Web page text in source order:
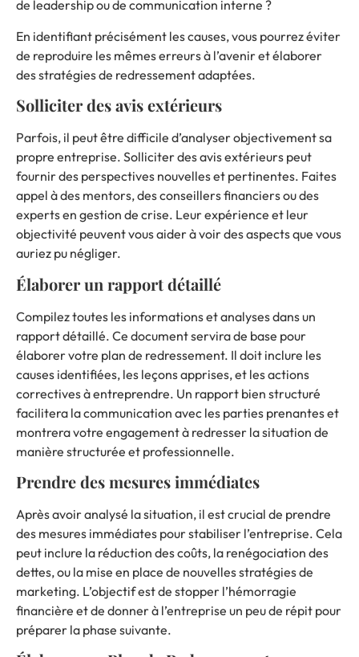
de leadership ou de communication interne ?
En identifiant précisément les causes, vous pourrez éviter
de reproduire les mêmes erreurs à l’avenir et élaborer
des stratégies de redressement adaptées.
Solliciter des avis extérieurs
Parfois, il peut être difficile d’analyser objectivement sa
propre entreprise. Solliciter des avis extérieurs peut
fournir des perspectives nouvelles et pertinentes. Faites
appel à des mentors, des conseillers financiers ou des
experts en gestion de crise. Leur expérience et leur
objectivité peuvent vous aider à voir des aspects que vous
auriez pu négliger.
Élaborer un rapport détaillé
Compilez toutes les informations et analyses dans un
rapport détaillé. Ce document servira de base pour
élaborer votre plan de redressement. Il doit inclure les
causes identifiées, les leçons apprises, et les actions
correctives à entreprendre. Un rapport bien structuré
facilitera la communication avec les parties prenantes et
montrera votre engagement à redresser la situation de
manière structurée et professionnelle.
Prendre des mesures immédiates
Après avoir analysé la situation, il est crucial de prendre
des mesures immédiates pour stabiliser l’entreprise. Cela
peut inclure la réduction des coûts, la renégociation des
dettes, ou la mise en place de nouvelles stratégies de
marketing. L’objectif est de stopper l’hémorragie
financière et de donner à l’entreprise un peu de répit pour
préparer la phase suivante.